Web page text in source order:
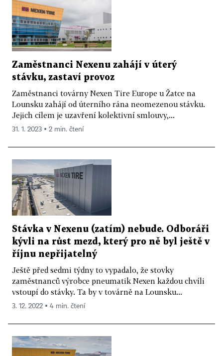
Zaměstnanci Nexenu zahájí v úterý
stávku, zastaví provoz
Zaměstnanci továrny Nexen Tire Europe u Žatce na
Lounsku zahájí od úterního rána neomezenou stávku.
Jejich cílem je uzavření kolektivní smlouvy,...
31. 1. 2023 ▪ 2 min. čtení
Stávka v Nexenu (zatím) nebude. Odboráři
kývli na růst mezd, který pro ně byl ještě v
říjnu nepřijatelný
Ještě před sedmi týdny to vypadalo, že stovky
zaměstnanců výrobce pneumatik Nexen každou chvíli
vstoupí do stávky. Ta by v továrně na Lounsku...
3. 12. 2022 ▪ 4 min. čtení